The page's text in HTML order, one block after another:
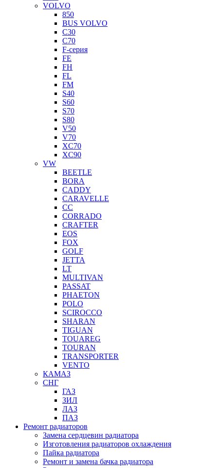
VOLVO
850
BUS VOLVO
C30
C70
F-серия
FE
FH
FL
FM
S40
S60
S70
S80
V50
V70
XC70
XC90
VW
BEETLE
BORA
CADDY
CARAVELLE
CC
CORRADO
CRAFTER
EOS
FOX
GOLF
JETTA
LT
MULTIVAN
PASSAT
PHAETON
POLO
SCIROCCO
SHARAN
TIGUAN
TOUAREG
TOURAN
TRANSPORTER
VENTO
КАМАЗ
СНГ
ГАЗ
ЗИЛ
ЛАЗ
ПАЗ
Ремонт радиаторов
Замена сердцевин радиатора
Изготовления радиаторов охлаждения
Пайка радиатора
Ремонт и замена бачка радиатора